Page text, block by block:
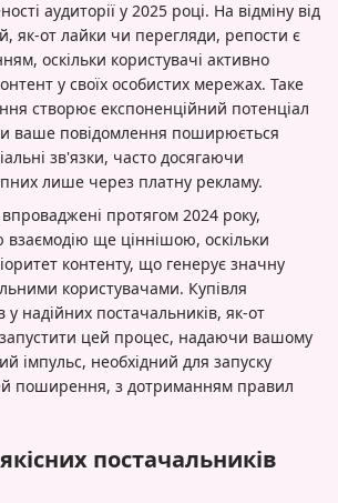
аудиторії у 2025 році. На відміну від
як-от лайки чи перегляди, репости є
оскільки користувачі активно
у своїх особистих мережах. Таке
створює експоненційний потенціал
ваше повідомлення поширюється
зв'язки, часто досягаючи
лише через платну рекламу.
протягом 2024 року,
ще ціннішою, оскільки
контенту, що генерує значну
користувачами. Купівля
у надійних постачальників, як-от
цей процес, надаючи вашому
імпульс, необхідний для запуску
поширення, з дотриманням правил
постачальників